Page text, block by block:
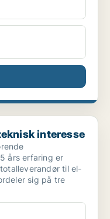
interesse
års erfaring er
til el-
sig på tre